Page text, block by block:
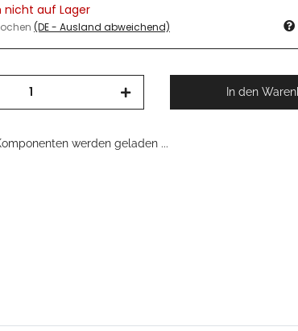
auf Lager
(DE - Ausland abweichend)
In den
werden geladen ...